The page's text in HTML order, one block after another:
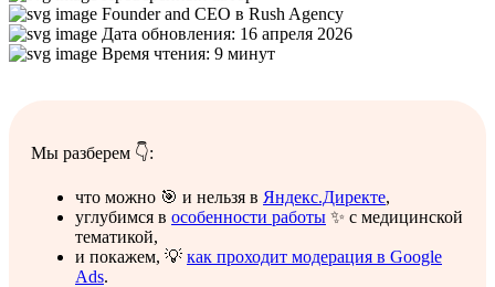
Founder and CEO в Rush Agency
Дата обновления: 16 апреля 2026
Время чтения: 9 минут
Мы разберем 👇:
что можно 🎯 и нельзя в Яндекс.Директе,
углубимся в особенности работы ✨ с медицинской
тематикой,
и покажем, 💡 как проходит модерация в Google
Ads.